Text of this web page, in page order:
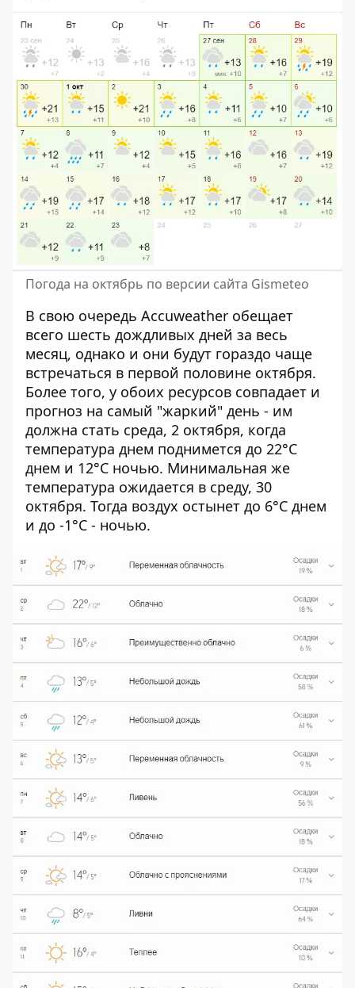
Погода на октябрь по версии сайта Gismeteo
В свою очередь Accuweather обещает
всего шесть дождливых дней за весь
месяц, однако и они будут гораздо чаще
встречаться в первой половине октября.
Более того, у обоих ресурсов совпадает и
прогноз на самый "жаркий" день - им
должна стать среда, 2 октября, когда
температура днем поднимется до 22°C
днем и 12°C ночью. Минимальная же
температура ожидается в среду, 30
октября. Тогда воздух остынет до 6°C днем
и до -1°C - ночью.